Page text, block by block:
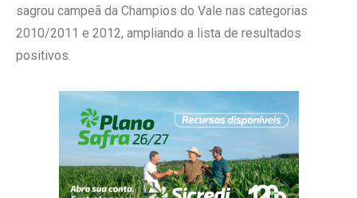
sagrou campeã da Champios do Vale nas categorias
2010/2011 e 2012, ampliando a lista de resultados
positivos.